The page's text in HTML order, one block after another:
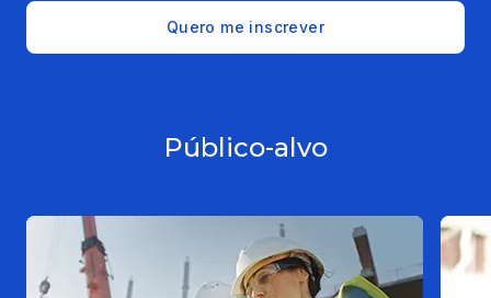
Quero me inscrever
Público-alvo